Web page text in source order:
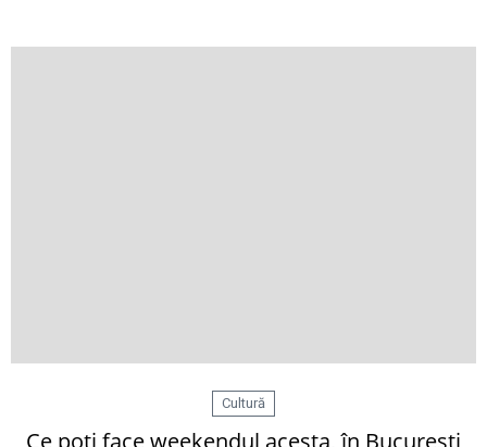
Cultură
Ce poți face weekendul acesta, în București